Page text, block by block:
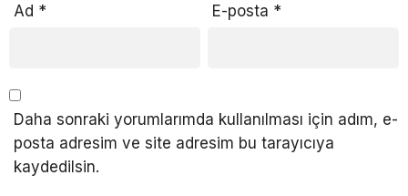
Ad * E-posta *
Daha sonraki yorumlarımda kullanılması için adım, e-
posta adresim ve site adresim bu tarayıcıya
kaydedilsin.